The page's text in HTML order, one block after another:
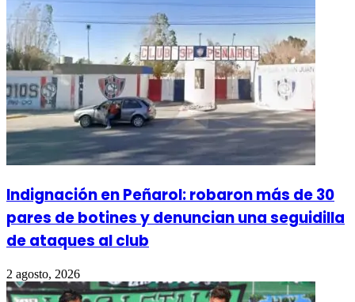
Indignación en Peñarol: robaron más de 30
pares de botines y denuncian una seguidilla
de ataques al club
2 agosto, 2026